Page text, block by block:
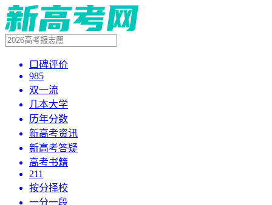
口碑评价
985
双一流
几本大学
历年分数
新高考资讯
新高考答疑
高考书籍
211
按分择校
一分一段